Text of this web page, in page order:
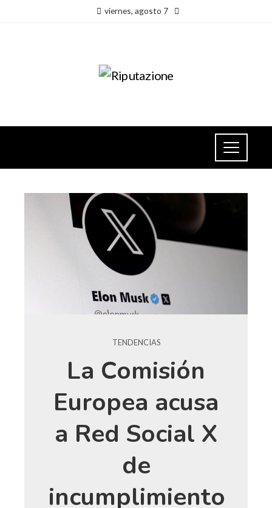
viernes, agosto 7
TENDENCIAS
La Comisión
Europea acusa
a Red Social X
de
incumplimiento